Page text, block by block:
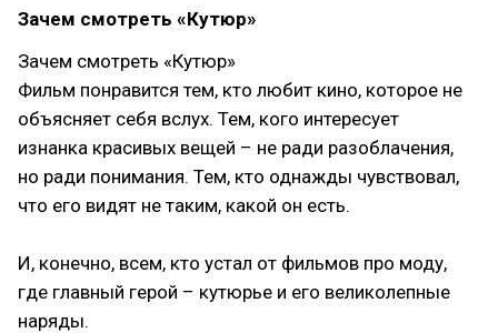
Зачем смотреть «Кутюр»
Зачем смотреть «Кутюр»
Фильм понравится тем, кто любит кино, которое не
объясняет себя вслух. Тем, кого интересует
изнанка красивых вещей – не ради разоблачения,
но ради понимания. Тем, кто однажды чувствовал,
что его видят не таким, какой он есть.
И, конечно, всем, кто устал от фильмов про моду,
где главный герой – кутюрье и его великолепные
наряды.